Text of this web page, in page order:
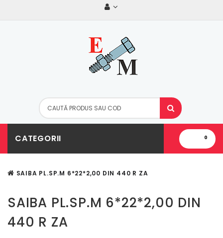
0
CATEGORII
SAIBA PL.SP.M 6*22*2,00 DIN 440 R ZA
SAIBA PL.SP.M 6*22*2,00 DIN
440 R ZA